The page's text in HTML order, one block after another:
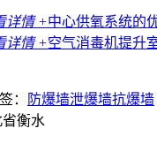
详情 +中心供氧系统的
详情 +空气消毒机提升
： 防爆墙泄爆墙抗爆墙
衡水